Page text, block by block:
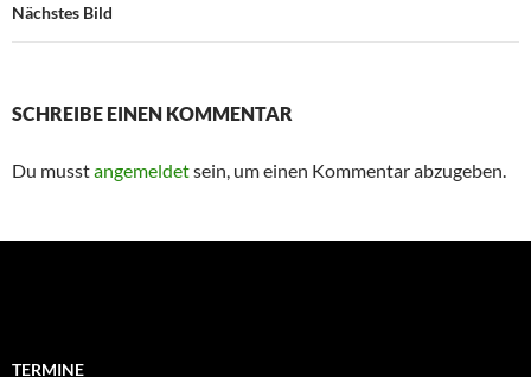
Nächstes Bild
SCHREIBE EINEN KOMMENTAR
Du musstangemeldetsein, um einen Kommentar abzugeben.
TERMINE